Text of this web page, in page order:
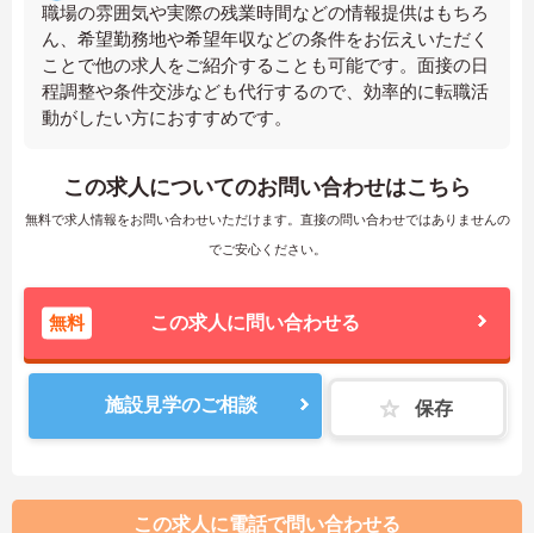
職場の雰囲気や実際の残業時間などの情報提供はもちろ
ん、希望勤務地や希望年収などの条件をお伝えいただく
ことで他の求人をご紹介することも可能です。面接の日
程調整や条件交渉なども代行するので、効率的に転職活
動がしたい方におすすめです。
この求人についてのお問い合わせはこちら
無料で求人情報をお問い合わせいただけます。直接の問い合わせではありませんの
でご安心ください。
無料 この求人に問い合わせる
施設見学のご相談 保存
この求人に電話で問い合わせる